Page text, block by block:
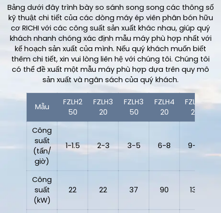
Bảng dưới đây trình bày so sánh song song các thông số
kỹ thuật chi tiết của các dòng máy ép viên phân bón hữu
cơ RICHI với các công suất sản xuất khác nhau, giúp quý
khách nhanh chóng xác định mẫu máy phù hợp nhất với
kế hoạch sản xuất của mình. Nếu quý khách muốn biết
thêm chi tiết, xin vui lòng liên hệ với chúng tôi. Chúng tôi
có thể đề xuất một mẫu máy phù hợp dựa trên quy mô
sản xuất và ngân sách của quý khách.
Mẫu
FZLH2
50
FZLH3
20
FZLH3
50
FZLH4
20
FZLH5
20
Công
suất
(tấn/
giờ)
1-1.5 2-3 3-5 6-8 9-12
Công
suất
(kW)
22 22 37 90 132